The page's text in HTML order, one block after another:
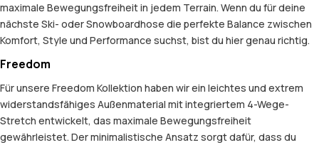
maximale Bewegungsfreiheit in jedem Terrain. Wenn du für deine
nächste Ski- oder Snowboardhose die perfekte Balance zwischen
Komfort, Style und Performance suchst, bist du hier genau richtig.
Freedom
Für unsere Freedom Kollektion haben wir ein leichtes und extrem
widerstandsfähiges Außenmaterial mit integriertem 4-Wege-
Stretch entwickelt, das maximale Bewegungsfreiheit
gewährleistet. Der minimalistische Ansatz sorgt dafür, dass du